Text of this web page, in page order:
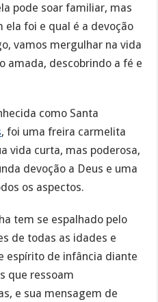
pode soar familiar, mas
ela foi e qual é a devoção
vamos mergulhar na vida
amada, descobrindo a fé e
como Santa
, foi uma freira carmelita
vida curta, mas poderosa,
devoção a Deus e uma
os aspectos.
tem se espalhado pelo
de todas as idades e
espírito de infância diante
que ressoam
e sua mensagem de